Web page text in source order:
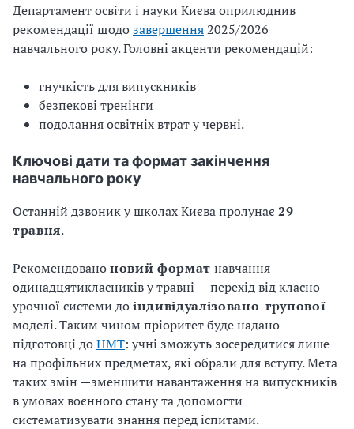
Департамент освіти і науки Києва оприлюднив
рекомендації щодозавершення2025/2026
навчального року. Головні акценти рекомендацій:
гнучкість для випускників
безпекові тренінги
подолання освітніх втрат у червні.
Ключові дати та формат закінчення
навчального року
Останній дзвоник у школах Києва пролунає 29
травня.
Рекомендованоновий формат навчання
одинадцятикласників у травні — перехід від класно-
урочної системи доіндивідуалізовано-групової
моделі. Таким чином пріоритет буде надано
підготовці доНМТ: учні зможуть зосередитися лише
на профільних предметах, які обрали для вступу. Мета
таких змін —зменшити навантаження на випускників
в умовах воєнного стану та допомогти
систематизувати знання перед іспитами.